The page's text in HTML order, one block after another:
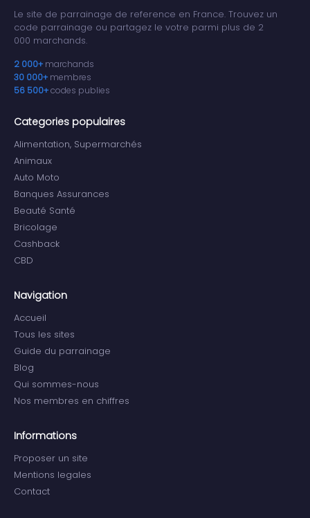
Le site de parrainage de reference en France. Trouvez un
code parrainage ou partagez le votre parmi plus de 2
000 marchands.
2 000+ marchands
30 000+ membres
56 500+codes publies
Categories populaires
Alimentation, Supermarchés
Animaux
Auto Moto
Banques Assurances
Beauté Santé
Bricolage
Cashback
CBD
Navigation
Accueil
Tous les sites
Guide du parrainage
Blog
Qui sommes-nous
Nos membres en chiffres
Informations
Proposer un site
Mentions legales
Contact